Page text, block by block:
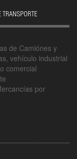
de Camiónes y
vehículo industrial
comercial
por